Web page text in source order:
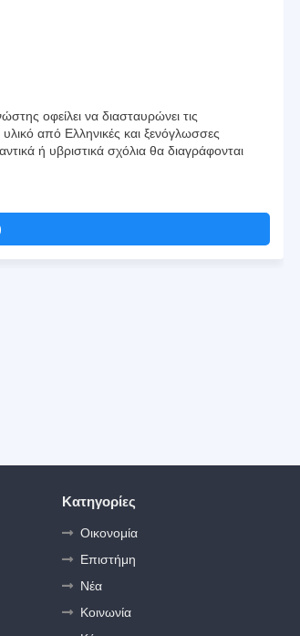
οφείλει να διασταυρώνει τις
από Ελληνικές και ξενόγλωσσες
ή υβριστικά σχόλια θα διαγράφονται
Κατηγορίες
Οικονομία
Επιστήμη
Νέα
Κοινωνία